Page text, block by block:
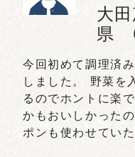
大
県
今回初めて調理済
しました。 野菜を
るのでホントに楽
かもおいしかった
ポンも使わせてい